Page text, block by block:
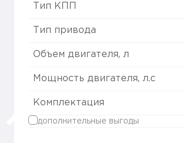
Тип КПП
Тип привода
Объем двигателя, л
Мощность двигателя, л.с
Комплектация
дополнительные выгоды